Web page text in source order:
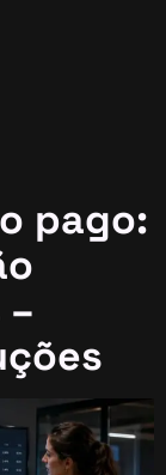
pago: